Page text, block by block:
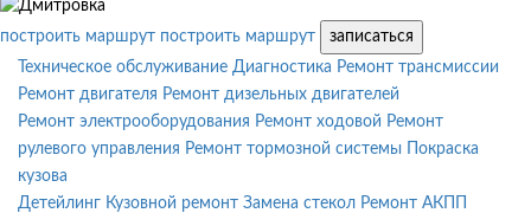
построить маршрут построить маршрут
записаться
Техническое обслуживание Диагностика Ремонт трансмиссии
Ремонт двигателя Ремонт дизельных двигателей
Ремонт электрооборудования Ремонт ходовой Ремонт
рулевого управления Ремонт тормозной системы
Покраска
кузова
Детейлинг Кузовной ремонт Замена стекол Ремонт АКПП